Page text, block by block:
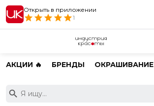
Открыть в приложении
1
АКЦИИ 🔥 БРЕНДЫ ОКРАШИВАНИЕ